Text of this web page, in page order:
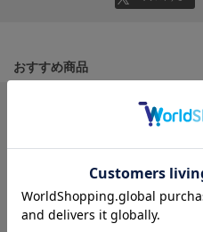
GELATO PIQUE CAT&DOG
ジェラート ピケ キャットアンドドッグ
gelato pique Sleep
おすすめ商品